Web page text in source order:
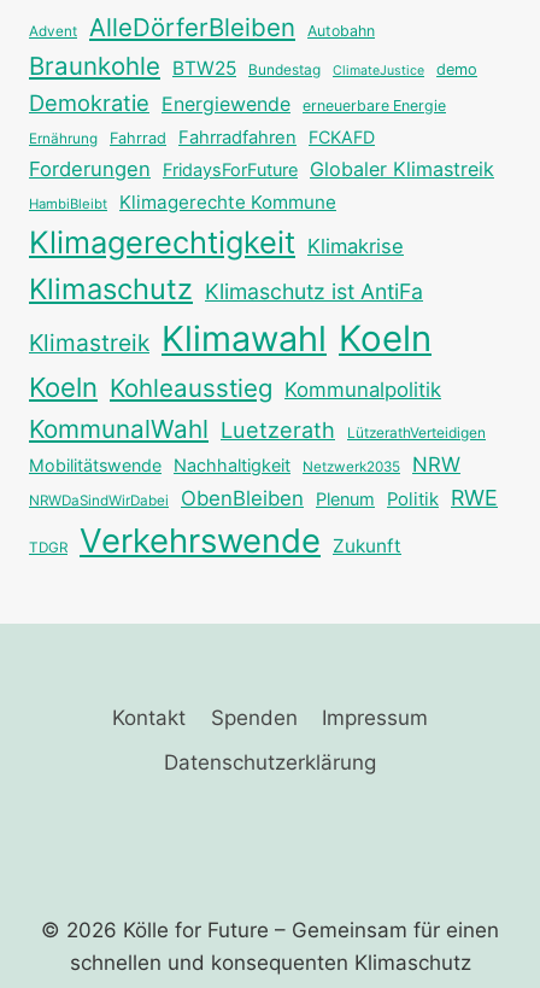
Advent AlleDörferBleiben Autobahn
Braunkohle BTW25 Bundestag ClimateJustice demo
Demokratie Energiewende erneuerbare Energie
Ernährung Fahrrad Fahrradfahren FCKAFD
Forderungen FridaysForFuture Globaler Klimastreik
HambiBleibt Klimagerechte Kommune
Klimagerechtigkeit Klimakrise
Klimaschutz Klimaschutz ist AntiFa
Klimastreik Klimawahl Koeln
Koeln Kohleausstieg Kommunalpolitik
KommunalWahl Luetzerath LützerathVerteidigen
Mobilitätswende Nachhaltigkeit Netzwerk2035 NRW
NRWDaSindWirDabei ObenBleiben Plenum Politik RWE
TDGR Verkehrswende Zukunft
Kontakt Spenden
Impressum
Datenschutzerklärung
© 2026 Kölle for Future – Gemeinsam für einen
schnellen und ­konsequenten Klimaschutz